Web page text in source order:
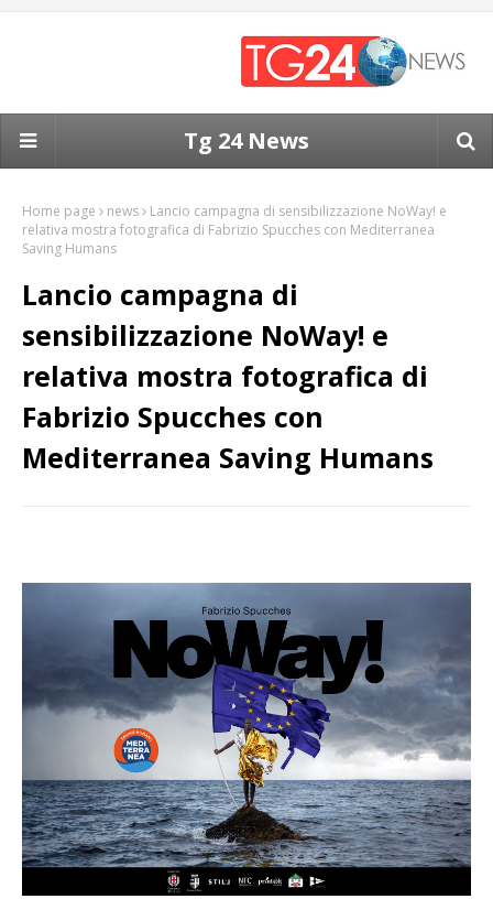
Tg 24 News
Home page news
Lancio campagna di sensibilizzazione NoWay! e
relativa mostra fotografica di Fabrizio Spucches con Mediterranea
Saving Humans
Lancio campagna di
sensibilizzazione NoWay! e
relativa mostra fotografica di
Fabrizio Spucches con
Mediterranea Saving Humans